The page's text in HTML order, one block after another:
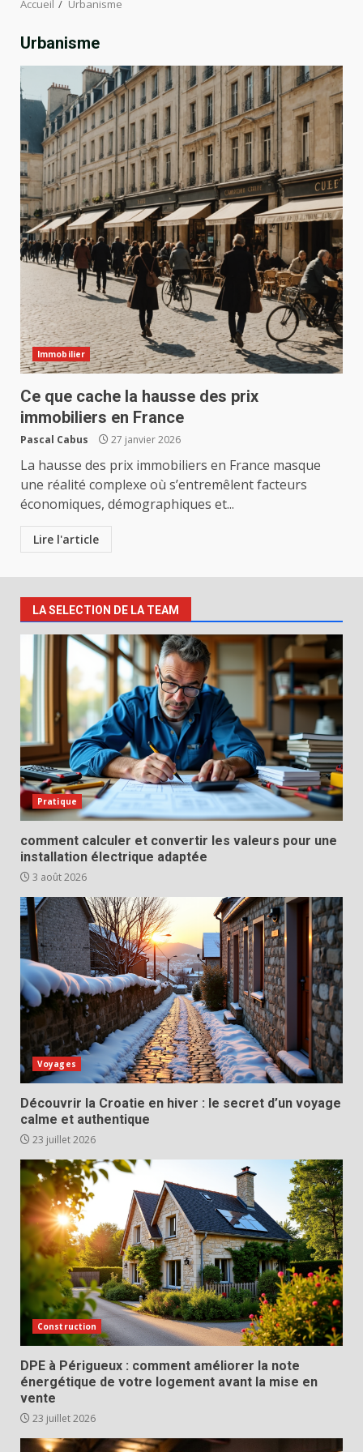
Accueil Urbanisme
Urbanisme
Immobilier
Ce que cache la hausse des prix
immobiliers en France
Pascal Cabus 27 janvier 2026
La hausse des prix immobiliers en France masque
une réalité complexe où s’entremêlent facteurs
économiques, démographiques et...
Lire l'article
LA SELECTION DE LA TEAM
Pratique
comment calculer et convertir les valeurs pour une
installation électrique adaptée
3 août 2026
Voyages
Découvrir la Croatie en hiver : le secret d’un voyage
calme et authentique
23 juillet 2026
Construction
DPE à Périgueux : comment améliorer la note
énergétique de votre logement avant la mise en
vente
23 juillet 2026